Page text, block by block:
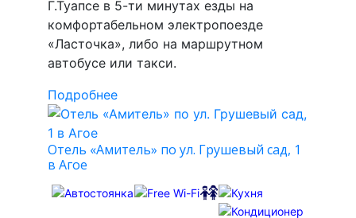
Г.Туапсе в 5-ти минутах езды на
комфортабельном электропоезде
«Ласточка», либо на маршрутном
автобусе или такси.
Подробнее
Отель «Амитель» по ул. Грушевый сад, 1
в Агое